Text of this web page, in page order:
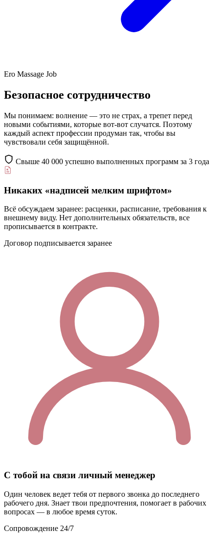
Ero Massage Job
Безопасное сотрудничество
Мы понимаем: волнение — это не страх, а трепет перед
новыми событиями, которые вот‑вот случатся. Поэтому
каждый аспект профессии продуман так, чтобы вы
чувствовали себя защищённой.
Свыше 40 000 успешно выполненных программ за 3 года
Никаких «надписей мелким шрифтом»
Всё обсуждаем заранее: расценки, расписание, требования к
внешнему виду. Нет дополнительных обязательств, все
прописывается в контракте.
Договор подписывается заранее
С тобой на связи личный менеджер
Один человек ведет тебя от первого звонка до последнего
рабочего дня. Знает твои предпочтения, помогает в рабочих
вопросах — в любое время суток.
Сопровождение 24/7